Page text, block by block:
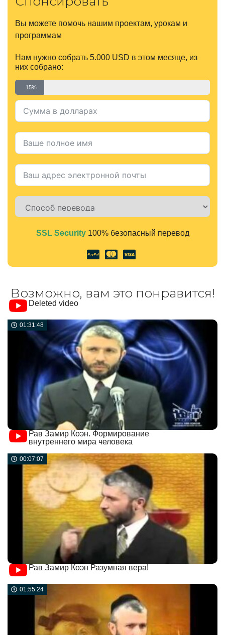
Вы можете помочь нашим проектам, урокам и
программам
Нам нужно собрать 5.000 USD в этом месяце, из
них собрано:
15%
Alternative:
SSL Security100% безопасный перевод
Возможно, вам это понравится!
Deleted video
01:31:48
Рав Замир Коэн. Формирование
внутреннего мира человека
00:07:07
Рав Замир Коэн Разумная вера!
01:55:24